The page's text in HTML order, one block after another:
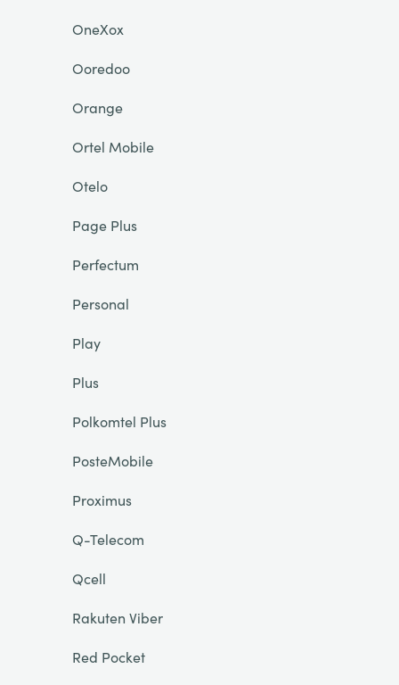
OneXox
Ooredoo
Orange
Ortel Mobile
Otelo
Page Plus
Perfectum
Personal
Play
Plus
Polkomtel Plus
PosteMobile
Proximus
Q-Telecom
Qcell
Rakuten Viber
Red Pocket